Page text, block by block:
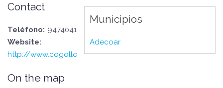
Municipios
Adecoar
Contact
Teléfono: 947404180
Website:
http://www.cogollos.es
On the map